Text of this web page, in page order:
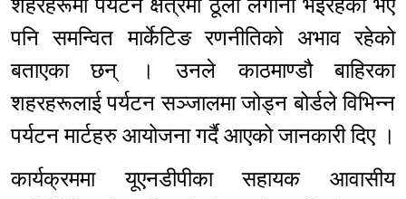
शहरहरूमा पर्यटन क्षेत्रमा ठूलो लगानी भइरहेको भए
पनि समन्वित मार्केटिङ रणनीतिको अभाव रहेको
बताएका छन् । उनले काठमाण्डौ बाहिरका
शहरहरूलाई पर्यटन सञ्जालमा जोड्न बोर्डले विभिन्न
पर्यटन मार्टहरु आयोजना गर्दै आएको जानकारी दिए ।
कार्यक्रममा यूएनडीपीका सहायक आवासीय